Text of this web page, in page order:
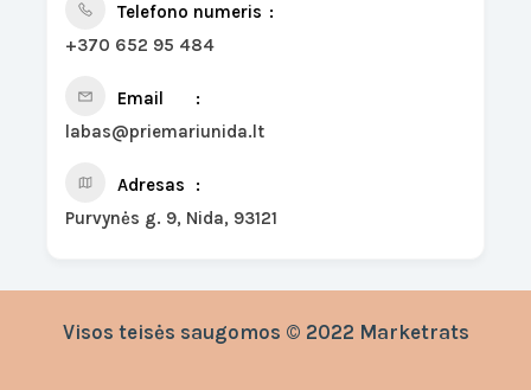
Telefono numeris
+370 652 95 484
Email
labas@priemariunida.lt
Adresas
Purvynės g. 9, Nida, 93121
Visos teisės saugomos © 2022 Marketrats